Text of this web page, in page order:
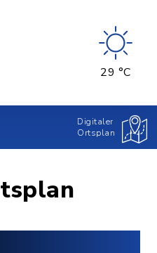
29 °C
Digitaler
Ortsplan